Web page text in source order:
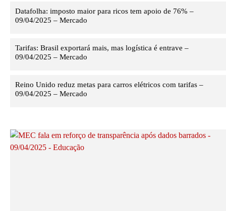
Datafolha: imposto maior para ricos tem apoio de 76% –
09/04/2025 – Mercado
Tarifas: Brasil exportará mais, mas logística é entrave –
09/04/2025 – Mercado
Reino Unido reduz metas para carros elétricos com tarifas –
09/04/2025 – Mercado